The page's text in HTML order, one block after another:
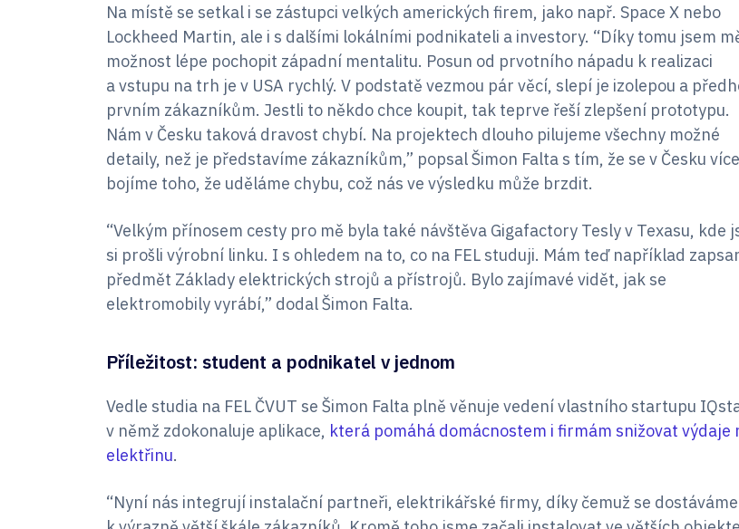
Na místě se setkal i se zástupci velkých amerických firem, jako např. Space X nebo
Lockheed Martin, ale i s dalšími lokálními podnikateli a investory. “Díky tomu jsem
možnost lépe pochopit západní mentalitu. Posun od prvotního nápadu k realizaci
a vstupu na trh je v USA rychlý. V podstatě vezmou pár věcí, slepí je izolepou a
prvním zákazníkům. Jestli to někdo chce koupit, tak teprve řeší zlepšení prototypu.
Nám v Česku taková dravost chybí. Na projektech dlouho pilujeme všechny možné
detaily, než je představíme zákazníkům,” popsal Šimon Falta s tím, že se v Česku více
bojíme toho, že uděláme chybu, což nás ve výsledku může brzdit.
“Velkým přínosem cesty pro mě byla také návštěva Gigafactory Tesly v Texasu, kde
si prošli výrobní linku. I s ohledem na to, co na FEL studuji. Mám teď například
předmět Základy elektrických strojů a přístrojů. Bylo zajímavé vidět, jak se
elektromobily vyrábí,” dodal Šimon Falta.
Příležitost: student a podnikatel v jednom
Vedle studia na FEL ČVUT se Šimon Falta plně věnuje vedení vlastního startupu
v němž zdokonaluje aplikace, která pomáhá domácnostem i firmám snižovat výdaje
elektřinu.
“Nyní nás integrují instalační partneři, elektrikářské firmy, díky čemuž se dostáváme